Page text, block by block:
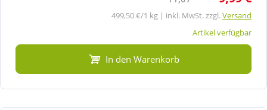
499,50 €/1 kg | inkl. MwSt. zzgl.Versand
Artikel verfügbar
In den Warenkorb